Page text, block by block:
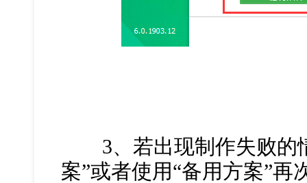
3、若出现制作失败的
案”或者使用“备用方案”再